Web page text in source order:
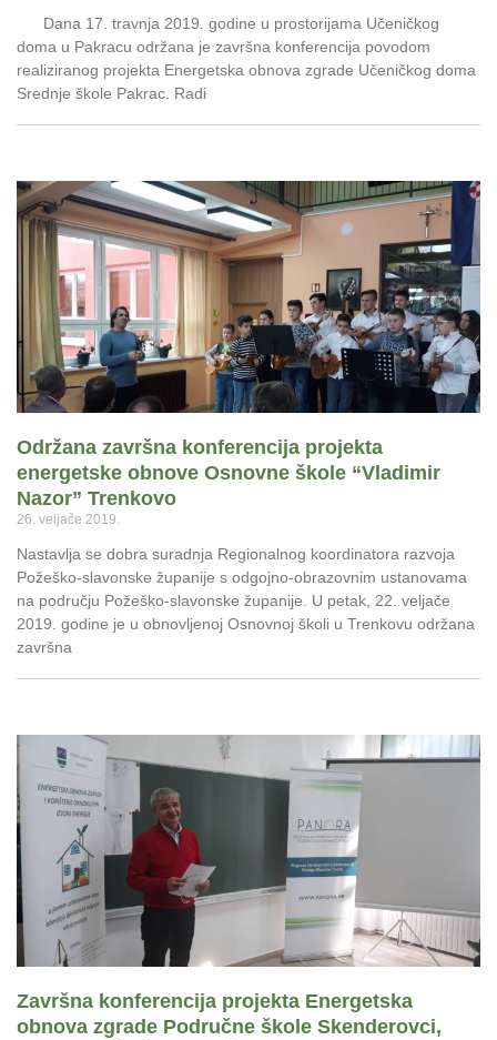
Dana 17. travnja 2019. godine u prostorijama Učeničkog
doma u Pakracu održana je završna konferencija povodom
realiziranog projekta Energetska obnova zgrade Učeničkog doma
Srednje škole Pakrac. Radi
Održana završna konferencija projekta
energetske obnove Osnovne škole “Vladimir
Nazor” Trenkovo
26. veljače 2019.
Nastavlja se dobra suradnja Regionalnog koordinatora razvoja
Požeško-slavonske županije s odgojno-obrazovnim ustanovama
na području Požeško-slavonske županije. U petak, 22. veljače
2019. godine je u obnovljenoj Osnovnoj školi u Trenkovu održana
završna
Završna konferencija projekta Energetska
obnova zgrade Područne škole Skenderovci,